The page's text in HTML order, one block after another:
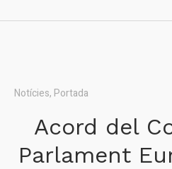
Notícies, Portada
Acord del
Parlament